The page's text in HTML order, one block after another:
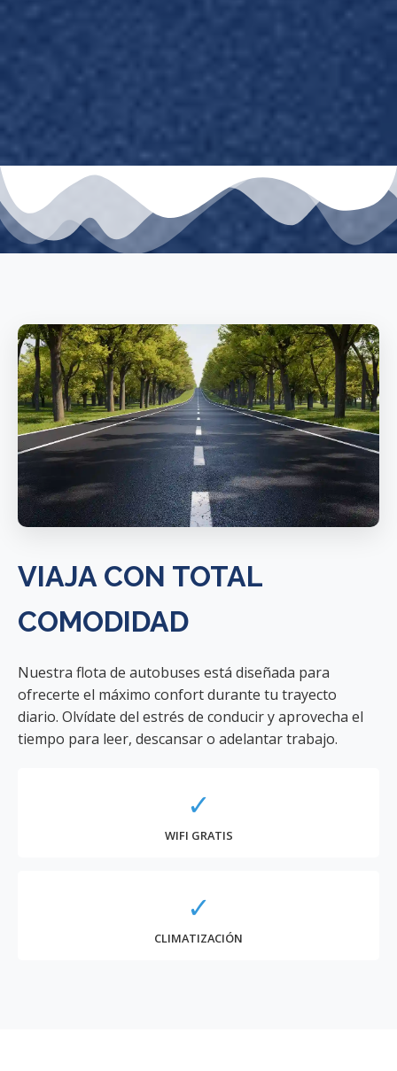
VIAJA CON TOTAL
COMODIDAD
Nuestra flota de autobuses está diseñada para
ofrecerte el máximo confort durante tu trayecto
diario. Olvídate del estrés de conducir y aprovecha el
tiempo para leer, descansar o adelantar trabajo.
✓
WIFI GRATIS
✓
CLIMATIZACIÓN